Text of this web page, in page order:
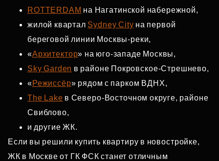
ROTTERDAM на Нагатинской набережной,
жилой квартал Sydney City на первой
береговой линии Москвы‑реки,
«Архитектор» на юго‑западе Москвы,
Sky Garden в районе Покровское‑Стрешнево,
«Режиссёр» рядом с парком ВДНХ,
The Lake в Северо‑Восточном округе, районе
Свиблово,
и другие ЖК.
Если вы решили купить квартиру в новостройке,
ЖК в Москве от ГК ФСК станет отличным